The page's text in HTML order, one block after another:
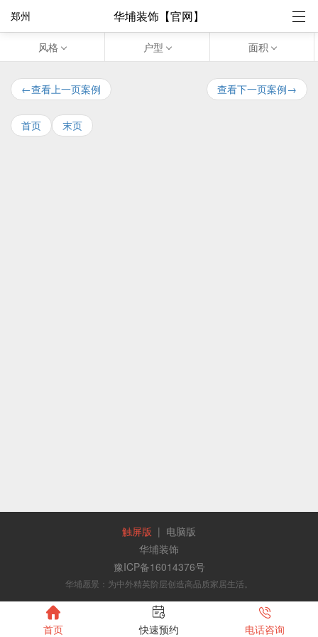
华埔装饰【官网】
郑州
风格 户型 面积
←查看上一页案例 查看下一页案例→
首页 末页
触屏版 | 电脑版
华埔装饰
豫ICP备16014376号
华埔愿景：为中外精英阶层创造高品质家居生活。

首页

快速预约

电话咨询